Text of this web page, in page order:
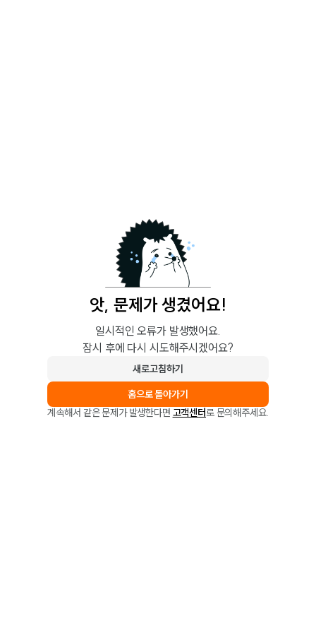
앗, 문제가 생겼어요!
일시적인 오류가 발생했어요.
잠시 후에 다시 시도해주시겠어요?
새로고침하기
홈으로 돌아가기
계속해서 같은 문제가 발생한다면 고객센터로 문의해주세요.